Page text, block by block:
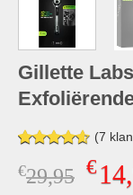
Gillette
Gewaardeerd
4.57op 5
gebaseerd
(7
€29,95 €